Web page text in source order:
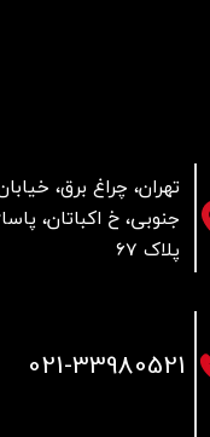
تهران، چراغ برق،
جنوبی، خ اکباتان،
پلاک 67
021-33980521